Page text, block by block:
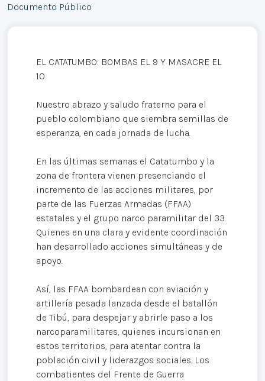
Documento Público
EL CATATUMBO: BOMBAS EL 9 Y MASACRE EL
10
Nuestro abrazo y saludo fraterno para el
pueblo colombiano que siembra semillas de
esperanza, en cada jornada de lucha.
En las últimas semanas el Catatumbo y la
zona de frontera vienen presenciando el
incremento de las acciones militares, por
parte de las Fuerzas Armadas (FFAA)
estatales y el grupo narco paramilitar del 33.
Quienes en una clara y evidente coordinación
han desarrollado acciones simultáneas y de
apoyo.
Así, las FFAA bombardean con aviación y
artillería pesada lanzada desde el batallón
de Tibú, para despejar y abrirle paso a los
narcoparamilitares, quienes incursionan en
estos territorios, para atentar contra la
población civil y liderazgos sociales. Los
combatientes del Frente de Guerra